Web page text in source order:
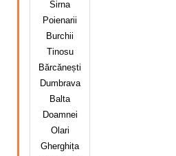
Sirna
Poienarii
Burchii
Tinosu
Bărcănești
Dumbrava
Balta
Doamnei
Olari
Gherghița